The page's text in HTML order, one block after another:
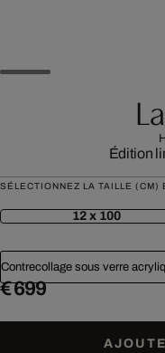
Édition
SÉLECTIONNEZ LA TAILLE (CM)
12 x 100
Contrecollage sous verre
€ 699